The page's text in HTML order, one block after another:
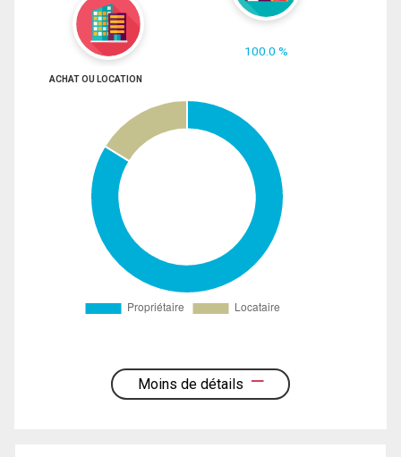
100.0 %
ACHAT OU LOCATION
Moins de détails